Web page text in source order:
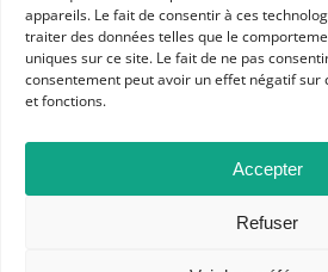
appareils. Le fait de consentir à ces
traiter des données telles que le
uniques sur ce site. Le fait de ne pas
consentement peut avoir un effet négatif
et fonctions.
Accepter
Refuser
APHG
Association des professeurs
BP 6541 – 75065